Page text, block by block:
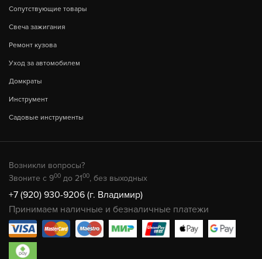
Сопутствующие товары
Свеча зажигания
Ремонт кузова
Уход за автомобилем
Домкраты
Инструмент
Садовые инструменты
Возникли вопросы?
Звоните с 900 до 2100, без выходных
+7 (920) 930-9206 (г. Владимир)
Принимаем наличные и безналичные платежи